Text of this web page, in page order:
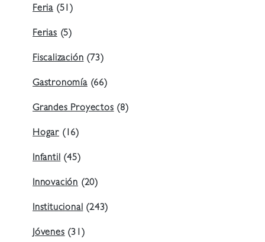
Feria (51)
Ferias (5)
Fiscalización (73)
Gastronomía(66)
Grandes Proyectos (8)
Hogar (16)
Infantil (45)
Innovación (20)
Institucional (243)
Jóvenes (31)